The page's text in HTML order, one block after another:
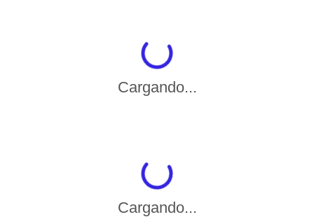
Cargando...
Cargando...